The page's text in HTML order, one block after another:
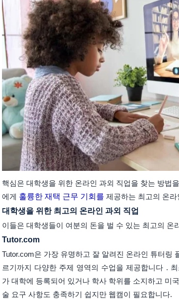
핵심은 대학생을 위한 온라인 과외 직업을 찾는 방법
에게 훌륭한 재택 근무 기회를 제공하는 최고의 온
대학생을 위한 최고의 온라인 과외 직업
이들은 대학생들이 여분의 돈을 벌 수 있는 최고의 온
Tutor.com
Tutor.com은 가장 유명하고 잘 알려진 온라인 튜터링
르기까지 다양한 주제 영역의 수업을 제공합니다 .
가 대학에 등록되어 있거나 학사 학위를 소지하고 미
술 요구 사항도 충족하기 쉽지만 웹캠이 필요합니다.